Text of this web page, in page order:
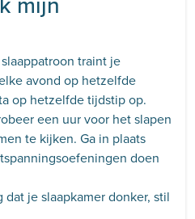
traint je
avond op hetzelfde
op hetzelfde tijdstip op.
een uur voor het slapen
te kijken. Ga in plaats
doen
dat je slaapkamer donker, stil